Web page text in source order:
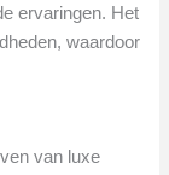
ervaringen. Het
waardoor
van luxe